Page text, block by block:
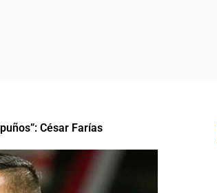
César Farías